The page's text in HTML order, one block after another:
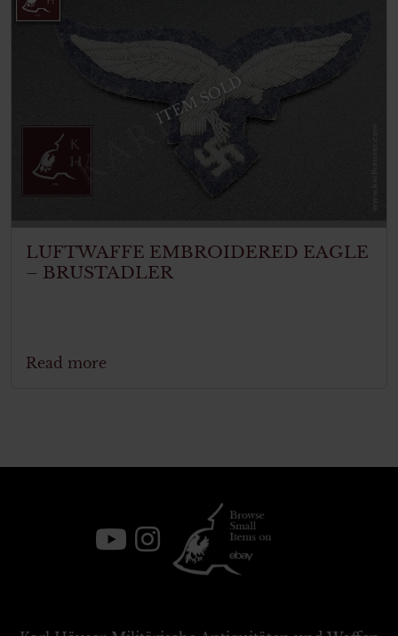
ITEM SOLD
LUFTWAFFE EMBROIDERED EAGLE
– BRUSTADLER
Read more